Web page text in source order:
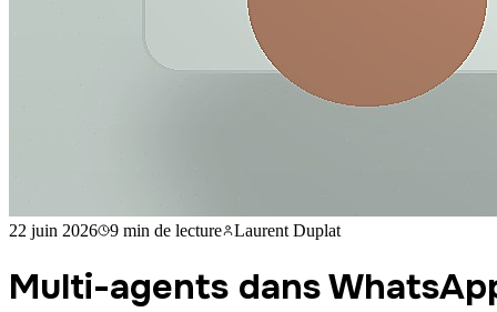
22 juin 2026 9 min de lecture Laurent Duplat
Multi-agents dans